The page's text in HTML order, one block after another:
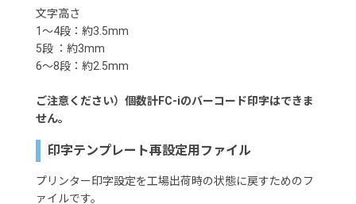
文字高さ
1～4段：約3.5mm
5段 ：約3mm
6～8段：約2.5mm
ご注意ください）個数計FC-iのバーコード印字はできま
せん。
印字テンプレート再設定用ファイル
プリンター印字設定を工場出荷時の状態に戻すためのフ
ァイルです。